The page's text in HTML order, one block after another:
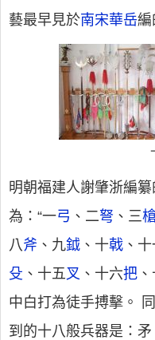
藝最早見於南宋華岳編
明朝福建人謝肇浙編
為：“一弓 、二弩 、三槍
八斧 、九鉞 、十戟 、
殳 、十五叉 、十六把
中白打為徒手搏擊。
到的十八般兵器是：